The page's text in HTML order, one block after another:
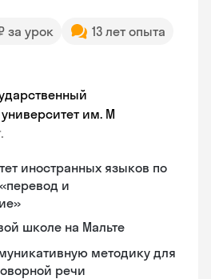
за урок
13 лет опыта
им. М
иностранных языков по
и
школе на Мальте
методику для
речи